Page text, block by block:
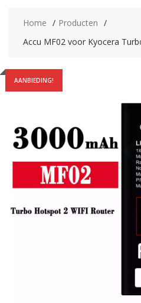
Home
Producten
Accu MF02 voor Kyocera
AANBIEDING!